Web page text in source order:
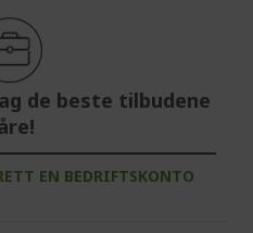
de beste tilbudene
EN BEDRIFTSKONTO